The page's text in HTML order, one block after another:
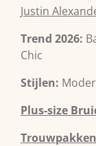
Justin
Trend 2026:
Chic
Stijlen:
Plus-size